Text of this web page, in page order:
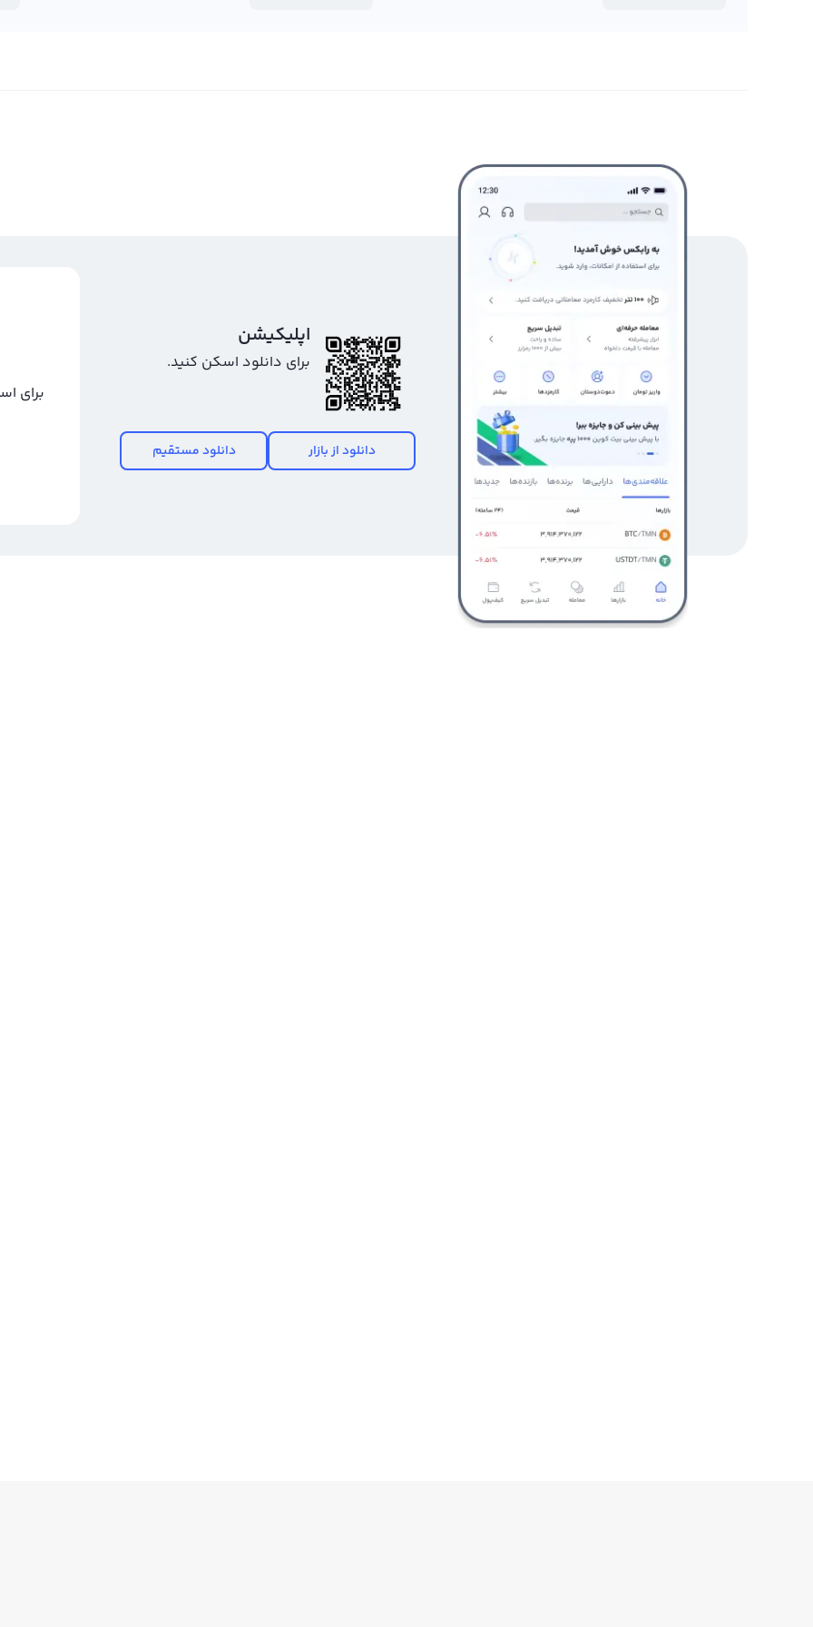
اپلیکیشن
برای دانلود اسکن کنید.
دانلود از بازار دانلود مستقیم
برای